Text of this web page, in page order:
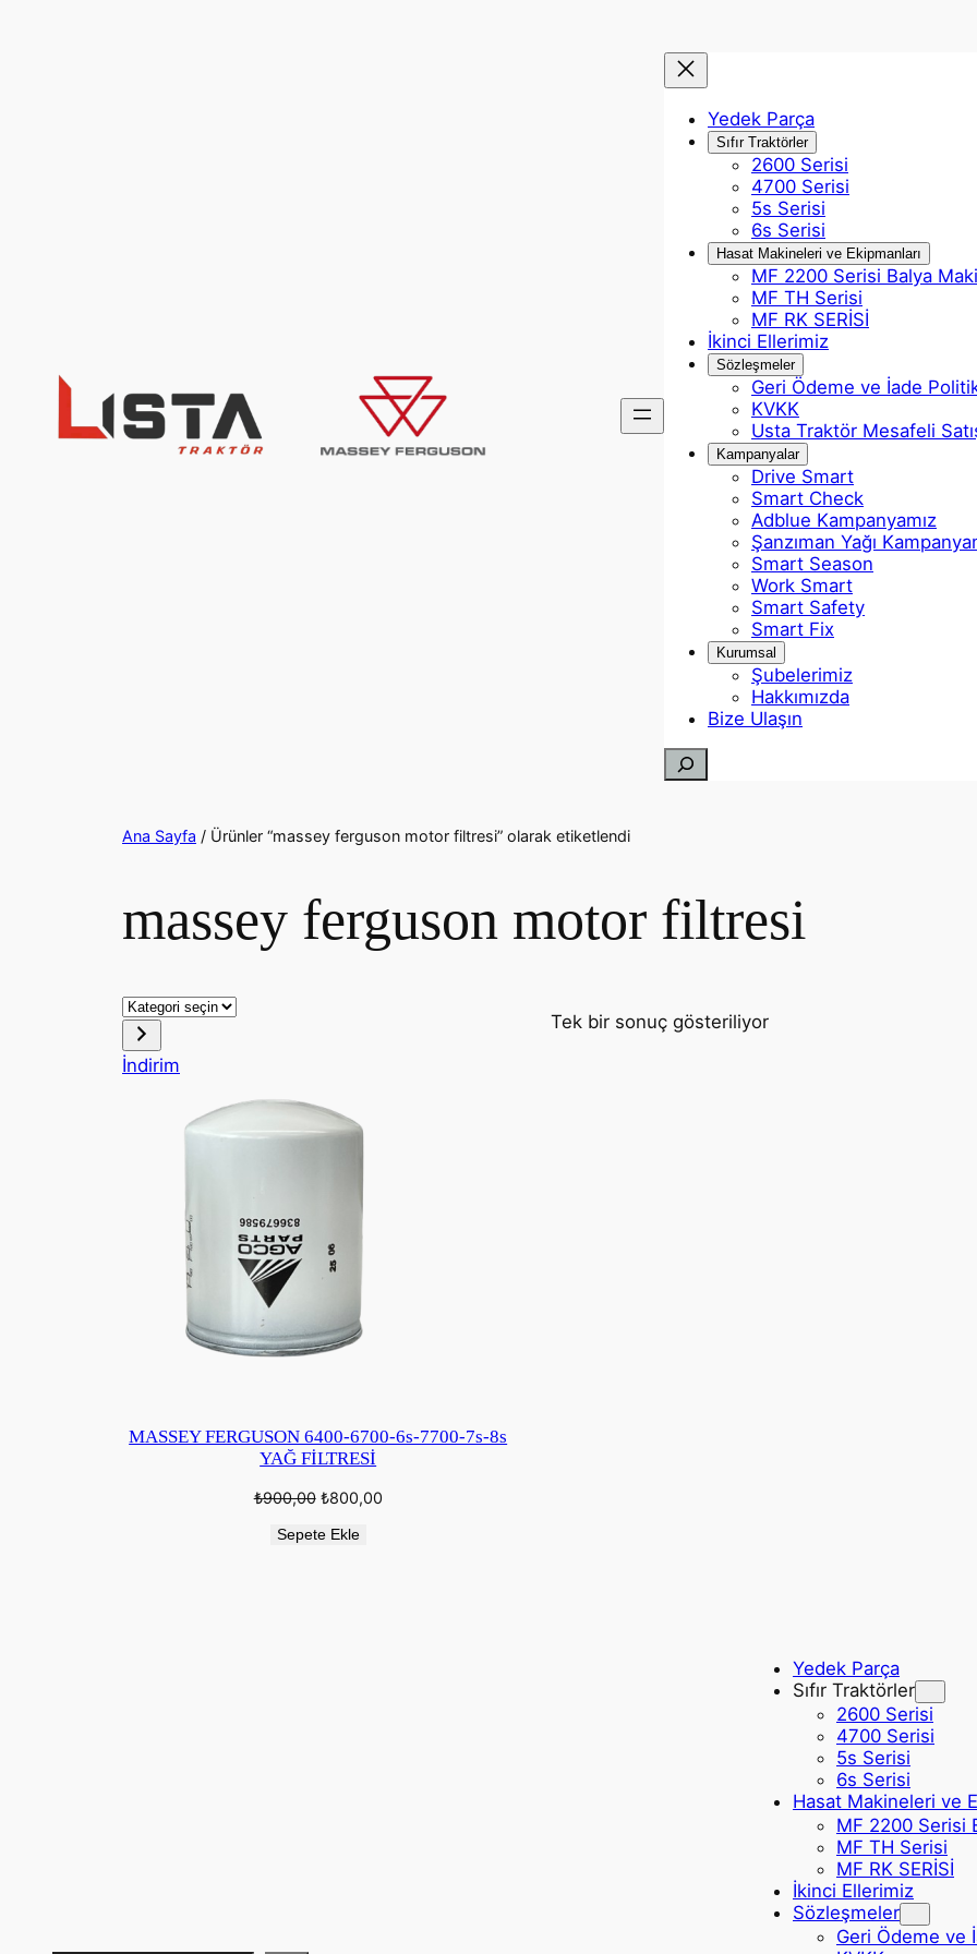
Yedek Parça
Sıfır Traktörler
2600 Serisi
4700 Serisi
5s Serisi
6s Serisi
Hasat Makineleri ve Ekipmanları
MF 2200 Serisi Balya
MF TH Serisi
MF RK SERİSİ
İkinci Ellerimiz
Sözleşmeler
Geri Ödeme ve İade
KVKK
Usta Traktör Mesafeli
Kampanyalar
Drive Smart
Smart Check
Adblue Kampanyamız
Şanzıman Yağı
Smart Season
Work Smart
Smart Safety
Smart Fix
Kurumsal
Şubelerimiz
Hakkımızda
Bize Ulaşın
Ara
Ana Sayfa / Ürünler “massey ferguson motor filtresi” olarak etiketlendi
massey ferguson motor filtresi
Kategori
seçin
Tek bir sonuç gösteriliyor
İndirim
MASSEY FERGUSON 6400-6700-6s-7700-7s-8s
YAĞ FİLTRESİ
₺900,00 Orijinal
₺900,00.
₺800,00Şu
Sepete Ekle
Yedek Parça
Sıfır Traktörler
2600 Serisi
4700 Serisi
5s Serisi
6s Serisi
Hasat Makineleri ve
MF 2200 Serisi
MF TH Serisi
MF RK SERİSİ
İkinci Ellerimiz
Sözleşmeler
Geri Ödeme ve